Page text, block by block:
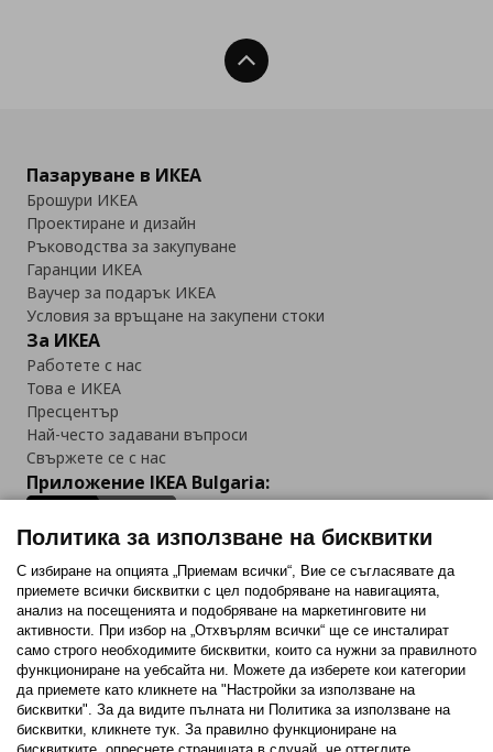
Нагоре
Пазаруване в ИКЕА
Брошури ИКЕА
Проектиране и дизайн
Ръководства за закупуване
Гаранции ИКЕА
Ваучер за подарък ИКЕА
Условия за връщане на закупени стоки
За ИКЕА
Работете с нас
Това е ИКЕА
Пресцентър
Най-често задавани въпроси
Свържете се с нас
Приложение IKEA Bulgaria:
Последвайте ни:
FacebookTwitterYoutubePinterestInstagram
Политика за използване на бисквитки
С избиране на опцията „Приемам всички“, Вие се съгласявате да
приемете всички бисквитки с цел подобряване на навигацията,
анализ на посещенията и подобряване на маркетинговите ни
активности. При избор на „Отхвърлям всички“ ще се инсталират
само строго необходимитe бисквитки, които са нужни за правилното
функциониране на уебсайта ни. Можете да изберете кои категории
да приемете като кликнете на "Настройки за използване на
бисквитки". За да видите пълната ни Политика за използване на
бисквитки, кликнете тук. За правилно функциониране на